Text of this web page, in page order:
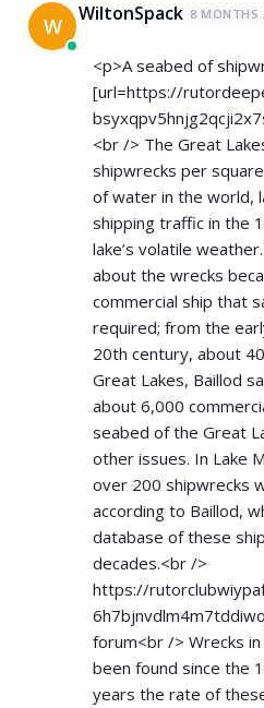
W WiltonSpack 8 MONTHS
<p>A seabed of
[url=https://
<br /> The Great
shipwrecks per
of water in the world,
shipping traffic in the
lake’s volatile
about the wrecks
commercial ship that
required; from the
20th century, about
Great Lakes, Baillod
about 6,000
seabed of the Great
other issues. In Lake
over 200 shipwrecks
according to Baillod,
database of these
decades.<br />
https://
forum<br /> Wrecks
been found since the
years the rate of